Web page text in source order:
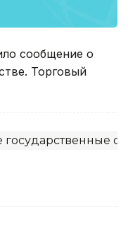
сообщение о
Торговый
государственные